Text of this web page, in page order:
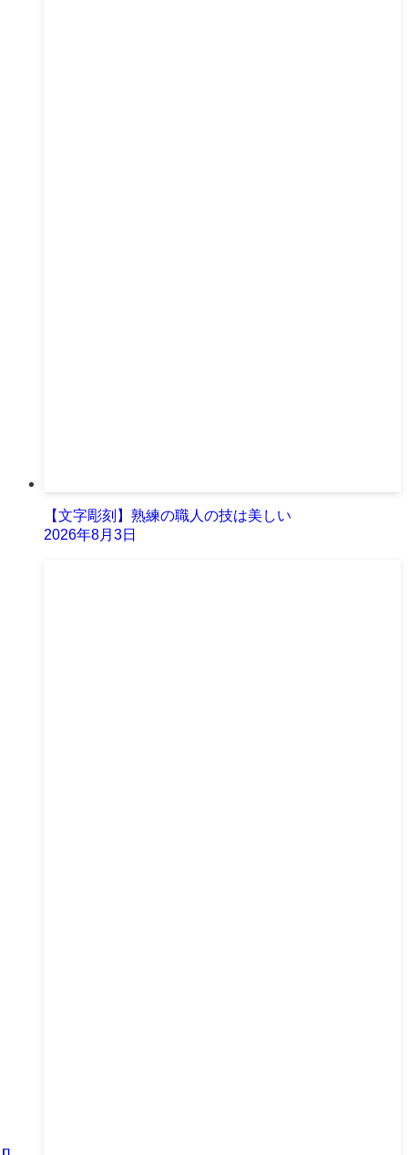
【文字彫刻】熟練の職人の技は美しい
2026年8月3日